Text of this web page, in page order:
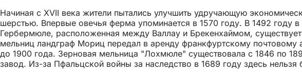
Начиная с XVII века жители пытались улучшить удручающую
шерстью. Впервые овечья ферма упоминается в 1570 году. В 1492
Гербермюле, расположенная между Валлау и Брекенхаймом,
мельниц ландграф Мориц передал в аренду франкфуртскому
до 1900 года. Зерновая мельница "Лохмюле" существовала с 1846 по
завод. Из-за Пфальцской войны за наследство в 1689 году здесь